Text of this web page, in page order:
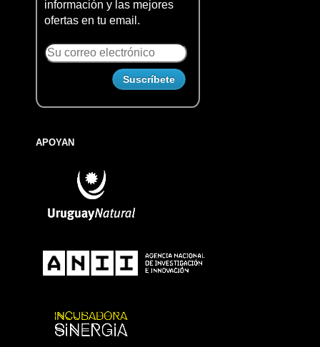
información y las mejores
ofertas en tu email.
APOYAN